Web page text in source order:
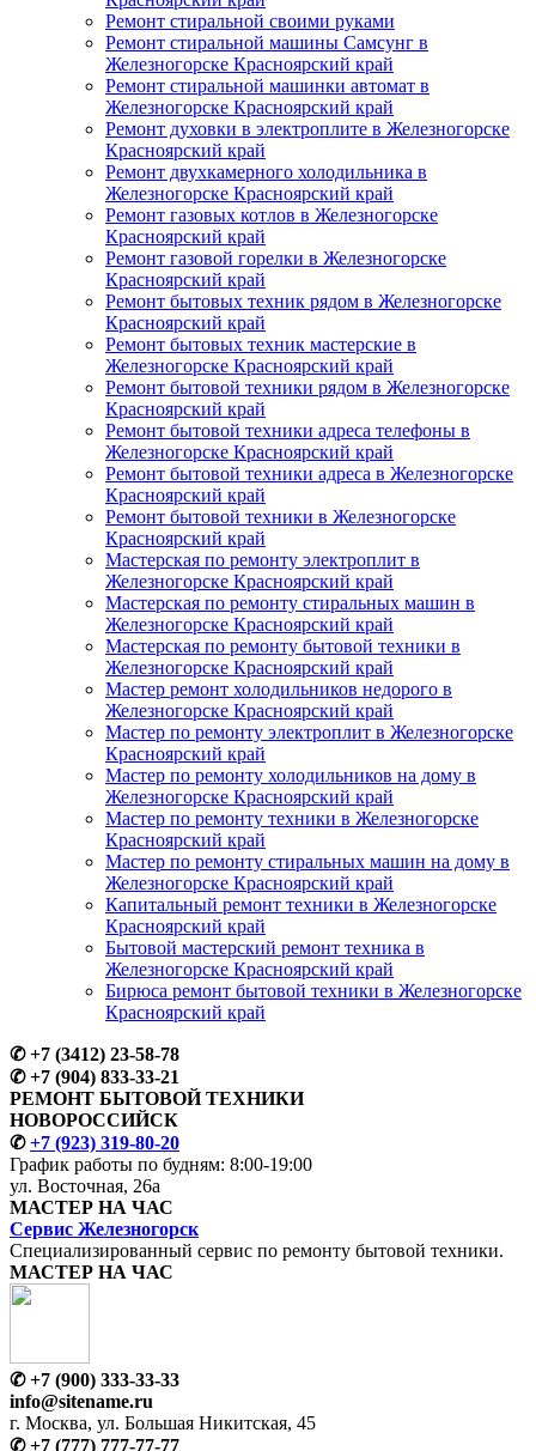
Ремонт стиральной своими руками
Ремонт стиральной машины Самсунг в
Железногорске Красноярский край
Ремонт стиральной машинки автомат в
Железногорске Красноярский край
Ремонт духовки в электроплите в Железногорске
Красноярский край
Ремонт двухкамерного холодильника в
Железногорске Красноярский край
Ремонт газовых котлов в Железногорске
Красноярский край
Ремонт газовой горелки в Железногорске
Красноярский край
Ремонт бытовых техник рядом в Железногорске
Красноярский край
Ремонт бытовых техник мастерские в
Железногорске Красноярский край
Ремонт бытовой техники рядом в Железногорске
Красноярский край
Ремонт бытовой техники адреса телефоны в
Железногорске Красноярский край
Ремонт бытовой техники адреса в Железногорске
Красноярский край
Ремонт бытовой техники в Железногорске
Красноярский край
Мастерская по ремонту электроплит в
Железногорске Красноярский край
Мастерская по ремонту стиральных машин в
Железногорске Красноярский край
Мастерская по ремонту бытовой техники в
Железногорске Красноярский край
Мастер ремонт холодильников недорого в
Железногорске Красноярский край
Мастер по ремонту электроплит в Железногорске
Красноярский край
Мастер по ремонту холодильников на дому в
Железногорске Красноярский край
Мастер по ремонту техники в Железногорске
Красноярский край
Мастер по ремонту стиральных машин на дому в
Железногорске Красноярский край
Капитальный ремонт техники в Железногорске
Красноярский край
Бытовой мастерский ремонт техника в
Железногорске Красноярский край
Бирюса ремонт бытовой техники в Железногорске
Красноярский край
✆ +7 (3412) 23-58-78
✆+7 (904) 833-33-21
РЕМОНТ БЫТОВОЙ ТЕХНИКИ
НОВОРОССИЙСК
✆ +7 (923) 319-80-20
График работы по будням: 8:00-19:00
ул. Восточная, 26а
МАСТЕР НА ЧАС
Сервис Железногорск
Специализированный сервис по ремонту бытовой техники.
МАСТЕР НА ЧАС
✆+7 (900) 333-33-33
info@sitename.ru
г. Москва, ул. Большая Никитская, 45
✆ +7 (777) 777-77-77